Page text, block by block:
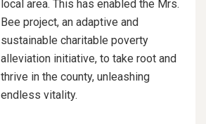
local area. This has enabled the Mrs.
Bee project, an adaptive and
sustainable charitable poverty
alleviation initiative, to take root and
thrive in the county, unleashing
endless vitality.